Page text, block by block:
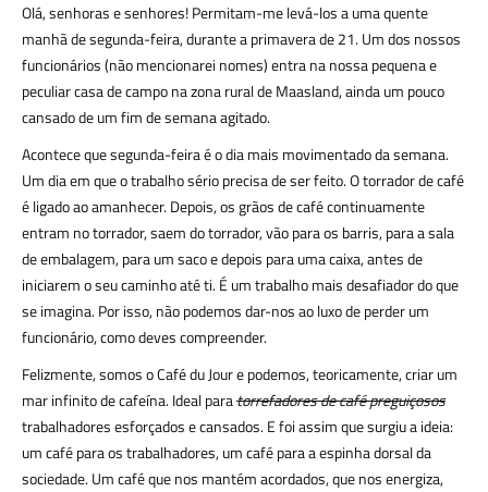
Olá, senhoras e senhores! Permitam-me levá-los a uma quente
manhã de segunda-feira, durante a primavera de 21. Um dos nossos
funcionários (não mencionarei nomes) entra na nossa pequena e
peculiar casa de campo na zona rural de Maasland, ainda um pouco
cansado de um fim de semana agitado.
Acontece que segunda-feira é o dia mais movimentado da semana.
Um dia em que o trabalho sério precisa de ser feito. O torrador de café
é ligado ao amanhecer. Depois, os grãos de café continuamente
entram no torrador, saem do torrador, vão para os barris, para a sala
de embalagem, para um saco e depois para uma caixa, antes de
iniciarem o seu caminho até ti. É um trabalho mais desafiador do que
se imagina. Por isso, não podemos dar-nos ao luxo de perder um
funcionário, como deves compreender.
Felizmente, somos o Café du Jour e podemos, teoricamente, criar um
mar infinito de cafeína. Ideal paratorrefadores de café preguiçosos
trabalhadores esforçados e cansados. E foi assim que surgiu a ideia:
um café para os trabalhadores, um café para a espinha dorsal da
sociedade. Um café que nos mantém acordados, que nos energiza,